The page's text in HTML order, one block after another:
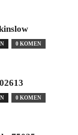
0 KOMEN
0 KOMEN